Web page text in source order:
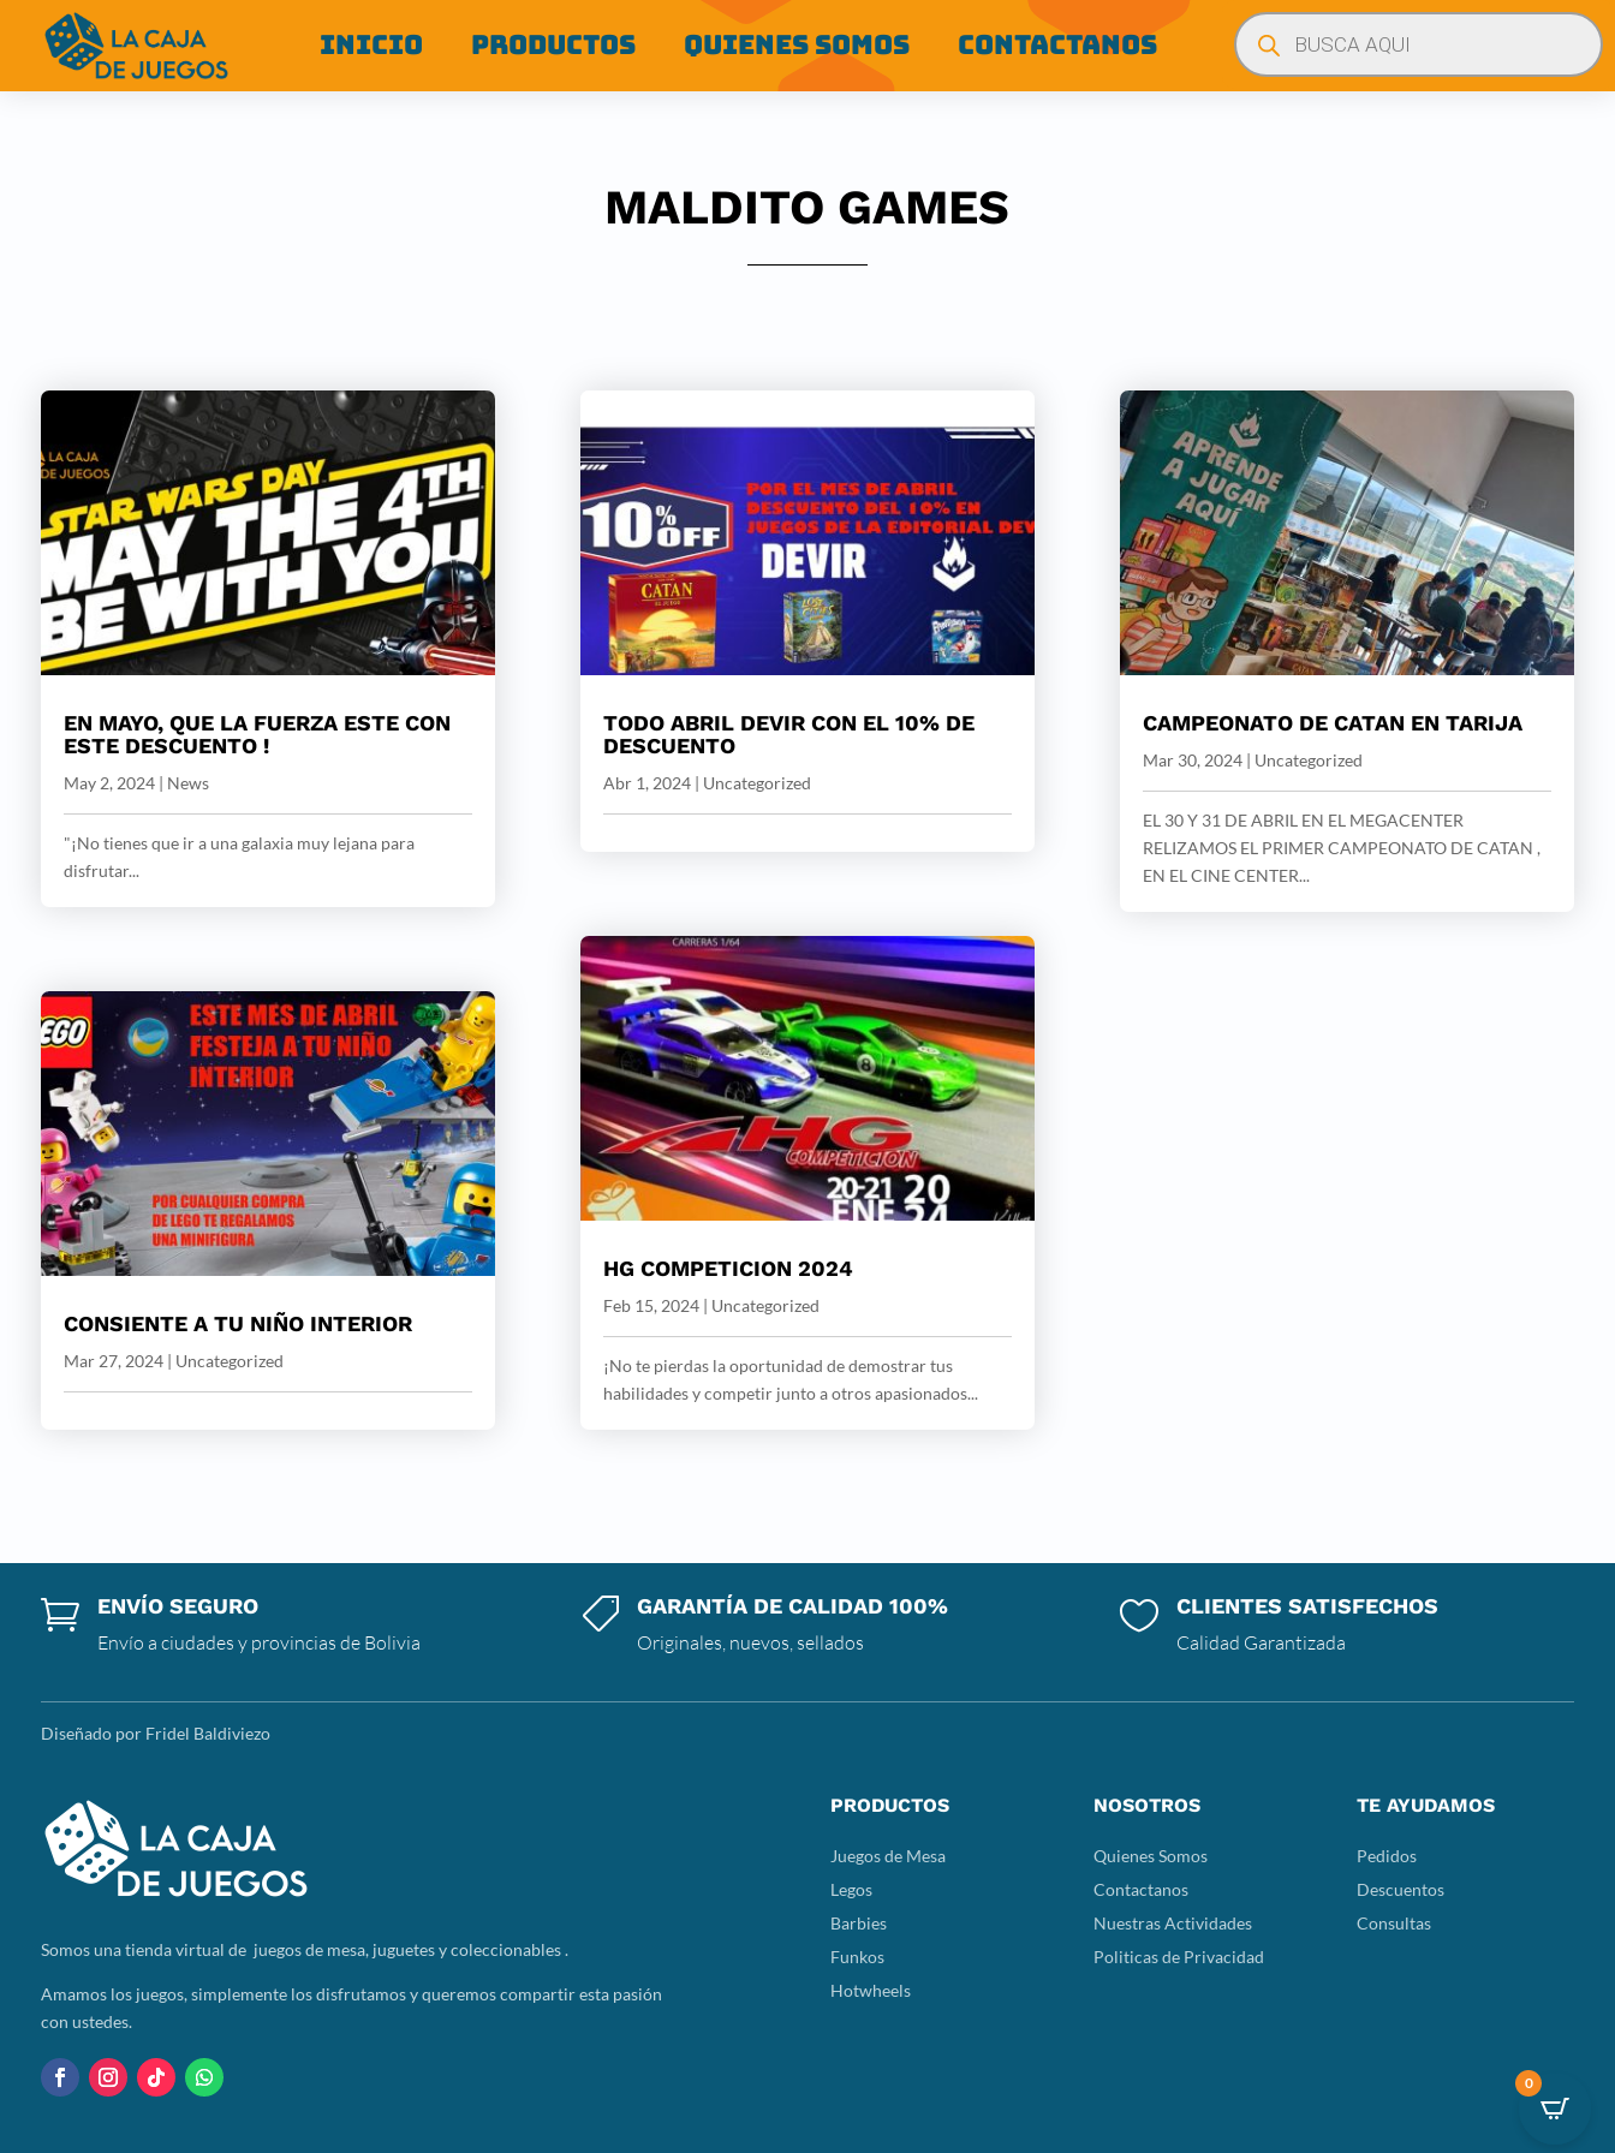
INICIO PRODUCTOS QUIENES SOMOS CONTACTANOS
Búsqueda
de
productos
MALDITO GAMES
EN MAYO, QUE LA FUERZA ESTE CON
ESTE DESCUENTO !
May 2, 2024| News
"¡No tienes que ir a una galaxia muy lejana para
disfrutar...
CONSIENTE A TU NIÑO INTERIOR
Mar 27, 2024| Uncategorized
TODO ABRIL DEVIR CON EL 10% DE
DESCUENTO
Abr 1, 2024| Uncategorized
HG COMPETICION 2024
Feb 15, 2024| Uncategorized
¡No te pierdas la oportunidad de demostrar tus
habilidades y competir junto a otros apasionados...
CAMPEONATO DE CATAN EN TARIJA
Mar 30, 2024| Uncategorized
EL 30 Y 31 DE ABRIL EN EL MEGACENTER
RELIZAMOS EL PRIMER CAMPEONATO DE CATAN ,
EN EL CINE CENTER...
 ENVÍO SEGURO
Envío a ciudades y provincias de Bolivia
 GARANTÍA DE CALIDAD 100%
Originales, nuevos, sellados
 CLIENTES SATISFECHOS
Calidad Garantizada
Diseñado por Fridel Baldiviezo
Somosuna tienda virtual de juegos de mesa, juguetes y coleccionables .
Amamos los juegos, simplemente los disfrutamos y queremos compartir esta pasión
con ustedes.
PRODUCTOS
Juegos de Mesa
Legos
Barbies
Funkos
Hotwheels
NOSOTROS
Quienes Somos
Contactanos
Nuestras Actividades
Politicas de Privacidad
TE AYUDAMOS
Pedidos
Descuentos
Consultas
0